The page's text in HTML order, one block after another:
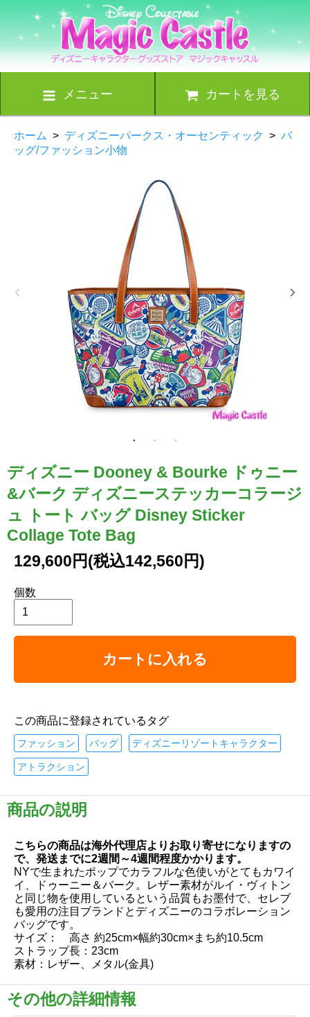
メニュー カートを見る
ホーム > ディズニーパークス・オーセンティック > バ
ッグ/ファッション小物
ディズニー Dooney & Bourke ドゥニー
&バーク ディズニーステッカーコラージ
ュ トート バッグ Disney Sticker
Collage Tote Bag
129,600円(税込142,560円)
個数
カートに入れる
この商品に登録されているタグ
ファッション バッグ ディズニーリゾートキャラクター
アトラクション
商品の説明
こちらの商品は海外代理店よりお取り寄せになりますの
で、発送までに2週間～4週間程度かかります。
NYで生まれたポップでカラフルな色使いがとてもカワイ
イ、ドゥーニー＆バーク。レザー素材がルイ・ヴィトン
と同じ物を使用しているという品質もお墨付で、セレブ
も愛用の注目ブランドとディズニーのコラボレーション
バッグです。
サイズ： 高さ 約25cm×幅約30cm×まち約10.5cm
ストラップ長：23cm
素材：レザー、メタル(金具)
その他の詳細情報